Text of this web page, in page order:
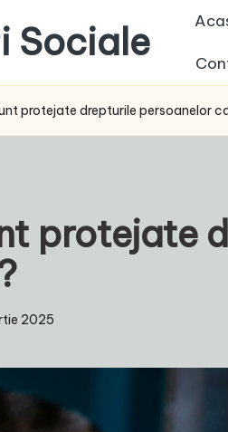
Sociale
protejate drepturile persoanelor
protejate
2025